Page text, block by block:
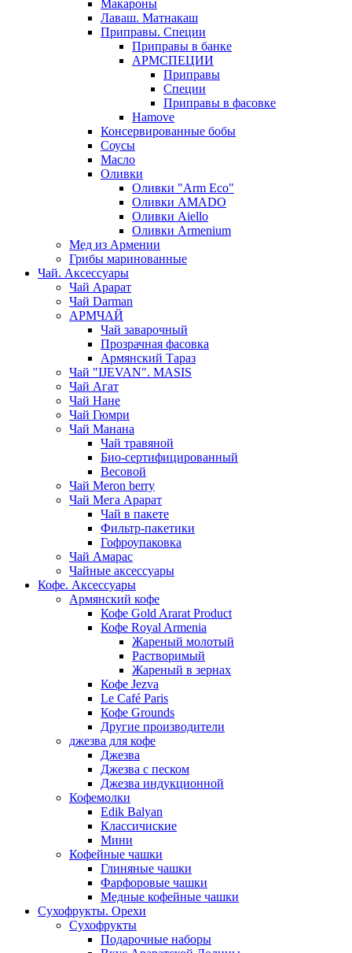
Макароны
Лаваш. Матнакаш
Приправы. Специи
Приправы в банке
АРМСПЕЦИИ
Приправы
Специи
Приправы в фасовке
Hamove
Консервированные бобы
Соусы
Масло
Оливки
Оливки "Arm Eco"
Оливки AMADO
Оливки Aiello
Оливки Armenium
Мед из Армении
Грибы маринованные
Чай. Аксессуары
Чай Арарат
Чай Darman
АРМЧАЙ
Чай заварочный
Прозрачная фасовка
Армянский Тараз
Чай "IJEVAN". MASIS
Чай Агат
Чай Нане
Чай Гюмри
Чай Манана
Чай травяной
Био-сертифицированный
Весовой
Чай Meron berry
Чай Мега Арарат
Чай в пакете
Фильтр-пакетики
Гофроупаковка
Чай Амарас
Чайные аксессуары
Кофе. Аксессуары
Армянский кофе
Кофе Gold Ararat Product
Кофе Royal Armenia
Жареный молотый
Растворимый
Жареный в зернах
Кофе Jezva
Le Café Paris
Кофе Grounds
Другие производители
джезва для кофе
Джезва
Джезва с песком
Джезва индукционной
Кофемолки
Edik Balyan
Классичиские
Мини
Кофейные чашки
Глиняные чашки
Фарфоровые чашки
Медные кофейные чашки
Сухофрукты. Орехи
Сухофрукты
Подарочные наборы